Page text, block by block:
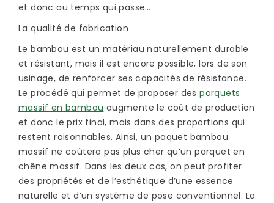
et donc au temps qui passe…
La qualité de fabrication
Le bambou est un matériau naturellement durable
et résistant, mais il est encore possible, lors de son
usinage, de renforcer ses capacités de résistance.
Le procédé qui permet de proposer desparquets
massif en bambou augmente le coût de production
et donc le prix final, mais dans des proportions qui
restent raisonnables. Ainsi, un paquet bambou
massif ne coûtera pas plus cher qu’un parquet en
chêne massif. Dans les deux cas, on peut profiter
des propriétés et de l’esthétique d’une essence
naturelle et d’un système de pose conventionnel. La